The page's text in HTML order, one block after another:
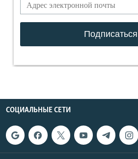
СОЦИАЛЬНЫЕ СЕТИ